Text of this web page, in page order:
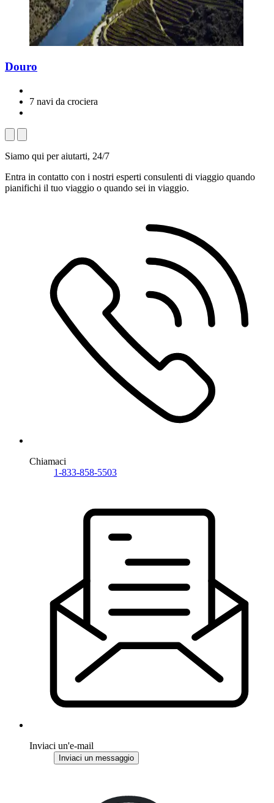
Douro
7 navi da crociera
Siamo qui per aiutarti, 24/7
Entra in contatto con i nostri esperti consulenti di viaggio quando
pianifichi il tuo viaggio o quando sei in viaggio.
Chiamaci
1-833-858-5503
Inviaci un'e-mail
Inviaci un messaggio